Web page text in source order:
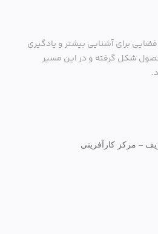
برای آشنایی بیشتر و یادگیری
شکل گرفته و در این مسیر
– مرکز کارآفرینی